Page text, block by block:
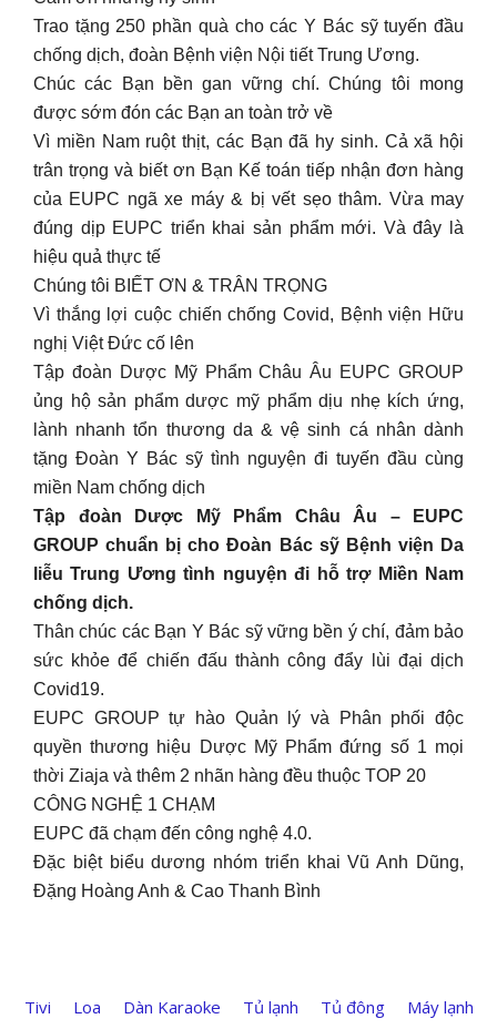
Trao tặng 250 phần quà cho các Y Bác sỹ tuyến đầu
chống dịch, đoàn Bệnh viện Nội tiết Trung Ương.
Chúc các Bạn bền gan vững chí. Chúng tôi mong
được sớm đón các Bạn an toàn trở về
Vì miền Nam ruột thịt, các Bạn đã hy sinh. Cả xã hội
trân trọng và biết ơn Bạn Kế toán tiếp nhận đơn hàng
của EUPC ngã xe máy & bị vết sẹo thâm. Vừa may
đúng dịp EUPC triển khai sản phẩm mới. Và đây là
hiệu quả thực tế
Chúng tôi BIẾT ƠN & TRÂN TRỌNG
Vì thắng lợi cuộc chiến chống Covid, Bệnh viện Hữu
nghị Việt Đức cố lên
Tập đoàn Dược Mỹ Phẩm Châu Âu EUPC GROUP
ủng hộ sản phẩm dược mỹ phẩm dịu nhẹ kích ứng,
lành nhanh tổn thương da & vệ sinh cá nhân dành
tặng Đoàn Y Bác sỹ tình nguyện đi tuyến đầu cùng
miền Nam chống dịch
Tập đoàn Dược Mỹ Phẩm Châu Âu – EUPC
GROUP chuẩn bị cho Đoàn Bác sỹ Bệnh viện Da
liễu Trung Ương tình nguyện đi hỗ trợ Miền Nam
chống dịch.
Thân chúc các Bạn Y Bác sỹ vững bền ý chí, đảm bảo
sức khỏe để chiến đấu thành công đẩy lùi đại dịch
Covid19.
EUPC GROUP tự hào Quản lý và Phân phối độc
quyền thương hiệu Dược Mỹ Phẩm đứng số 1 mọi
thời Ziaja và thêm 2 nhãn hàng đều thuộc TOP 20
CÔNG NGHỆ 1 CHẠM
EUPC đã chạm đến công nghệ 4.0.
Đặc biệt biểu dương nhóm triển khai Vũ Anh Dũng,
Đặng Hoàng Anh & Cao Thanh Bình
Tivi Loa Dàn Karaoke Tủ lạnh Tủ đông
Máy lạnh